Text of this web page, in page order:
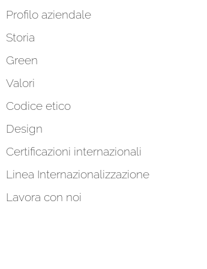
Profilo aziendale
Storia
Green
Valori
Codice etico
Design
Certificazioni internazionali
Linea Internazionalizzazione
Lavora con noi